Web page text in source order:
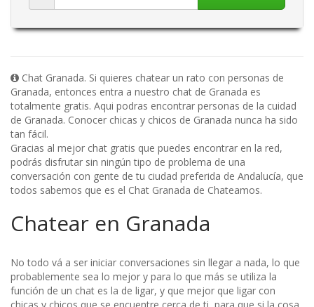
Chat Granada. Si quieres chatear un rato con personas de
Granada, entonces entra a nuestro chat de Granada es
totalmente gratis. Aqui podras encontrar personas de la cuidad
de Granada. Conocer chicas y chicos de Granada nunca ha sido
tan fácil.
Gracias al mejor chat gratis que puedes encontrar en la red,
podrás disfrutar sin ningún tipo de problema de una
conversación con gente de tu ciudad preferida de Andalucía, que
todos sabemos que es el Chat Granada de Chateamos.
Chatear en Granada
No todo vá a ser iniciar conversaciones sin llegar a nada, lo que
probablemente sea lo mejor y para lo que más se utiliza la
función de un chat es la de ligar, y que mejor que ligar con